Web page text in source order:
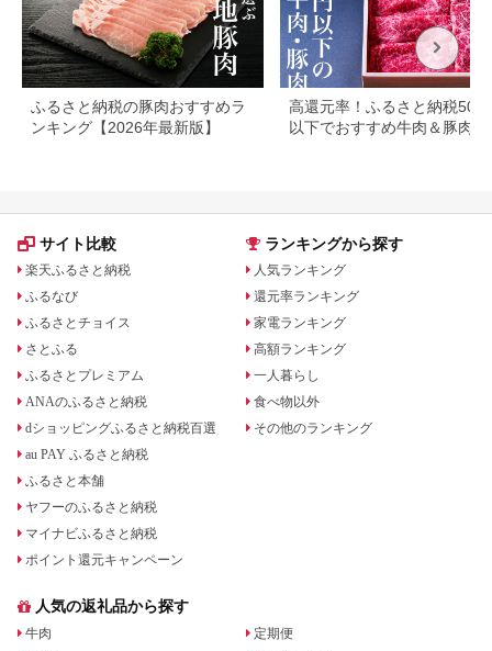
ふるさと納税の豚肉おすすめラ
ンキング【2026年最新版】
高還元率！ふるさと納税
以下でおすすめ牛肉＆豚肉ラ
サイト比較
楽天ふるさと納税
ふるなび
ふるさとチョイス
さとふる
ふるさとプレミアム
ANAのふるさと納税
dショッピングふるさと納税百選
au PAY ふるさと納税
ふるさと本舗
ヤフーのふるさと納税
マイナビふるさと納税
ポイント還元キャンペーン
ランキングから探す
人気ランキング
還元率ランキング
家電ランキング
高額ランキング
一人暮らし
食べ物以外
その他のランキング
人気の返礼品から探す
牛肉
定期便